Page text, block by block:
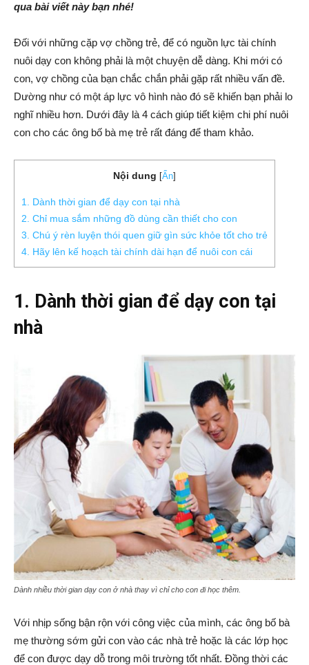
qua bài viết này bạn nhé!
Đối với những cặp vợ chồng trẻ, để có nguồn lực tài chính
nuôi dạy con không phải là một chuyện dễ dàng. Khi mới có
con, vợ chồng của bạn chắc chắn phải gặp rất nhiều vấn đề.
Dường như có một áp lực vô hình nào đó sẽ khiến bạn phải lo
nghĩ nhiều hơn. Dưới đây là 4 cách giúp tiết kiệm chi phí nuôi
con cho các ông bố bà mẹ trẻ rất đáng để tham khảo.
Nội dung [Ẩn]
1. Dành thời gian để dạy con tại nhà
2. Chỉ mua sắm những đồ dùng cần thiết cho con
3. Chú ý rèn luyện thói quen giữ gìn sức khỏe tốt cho trẻ
4. Hãy lên kế hoạch tài chính dài hạn để nuôi con cái
1. Dành thời gian để dạy con tại
nhà
Dành nhiều thời gian dạy con ở nhà thay vì chỉ cho con đi học thêm.
Với nhịp sống bận rộn với công việc của mình, các ông bố bà
mẹ thường sớm gửi con vào các nhà trẻ hoặc là các lớp học
để con được dạy dỗ trong môi trường tốt nhất. Đồng thời các